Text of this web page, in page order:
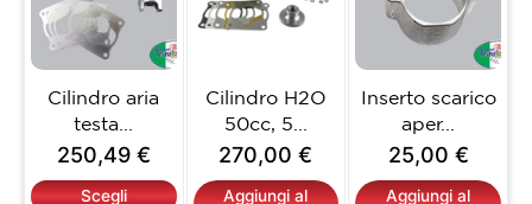
Cilindro aria
testa...
250,49 €
Scegli
più
varianti.
Le
opzioni
possono
scelte
nella
Cilindro H2O
50cc, 5...
270,00€
Aggiungi al
Inserto scarico
aper...
25,00 €
Aggiungi al